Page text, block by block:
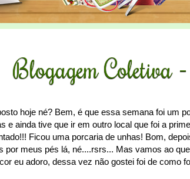
Blogagem Coletiva
hoje né? Bem, é que essa semana foi um
e ainda tive que ir em outro local que foi a
Ficou uma porcaria de unhas! Bom,
por meus pés lá, né....rsrs... Mas vamos ao
eu adoro, dessa vez não gostei foi de como